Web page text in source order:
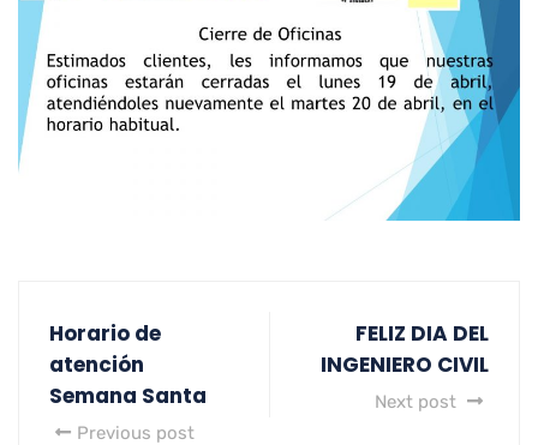
Horario de
atención
Semana Santa
Previous post
FELIZ DIA DEL
INGENIERO CIVIL
Next post